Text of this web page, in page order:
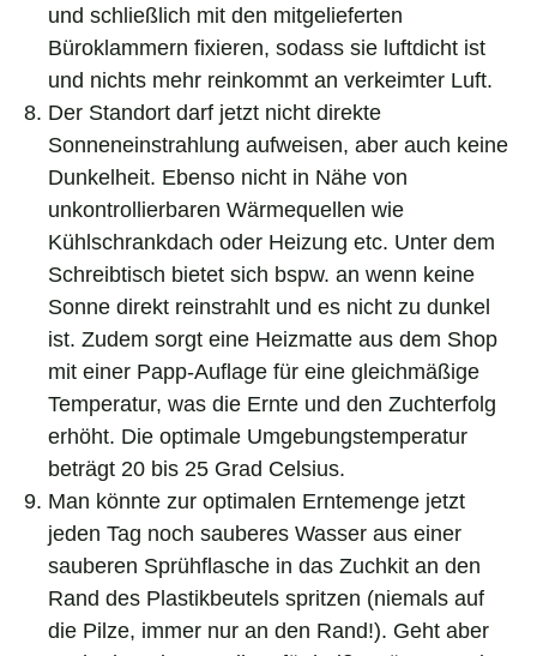
und schließlich mit den mitgelieferten
Büroklammern fixieren, sodass sie luftdicht ist
und nichts mehr reinkommt an verkeimter Luft.
Der Standort darf jetzt nicht direkte
Sonneneinstrahlung aufweisen, aber auch keine
Dunkelheit. Ebenso nicht in Nähe von
unkontrollierbaren Wärmequellen wie
Kühlschrankdach oder Heizung etc. Unter dem
Schreibtisch bietet sich bspw. an wenn keine
Sonne direkt reinstrahlt und es nicht zu dunkel
ist. Zudem sorgt eine Heizmatte aus dem Shop
mit einer Papp-Auflage für eine gleichmäßige
Temperatur, was die Ernte und den Zuchterfolg
erhöht. Die optimale Umgebungstemperatur
beträgt 20 bis 25 Grad Celsius.
Man könnte zur optimalen Erntemenge jetzt
jeden Tag noch sauberes Wasser aus einer
sauberen Sprühflasche in das Zuchkit an den
Rand des Plastikbeutels spritzen (niemals auf
die Pilze, immer nur an den Rand!). Geht aber